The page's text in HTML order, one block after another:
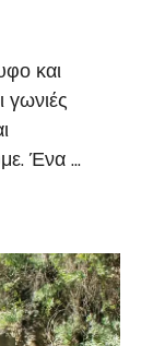
και
γωνιές
Ένα ...